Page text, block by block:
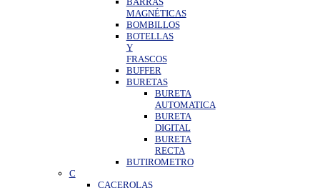
MAGNÉTICAS
BOMBILLOS
BOTELLAS
Y
FRASCOS
BUFFER
BURETAS
BURETA
AUTOMATICA
BURETA
DIGITAL
BURETA
RECTA
BUTIROMETRO
C
CACEROLAS